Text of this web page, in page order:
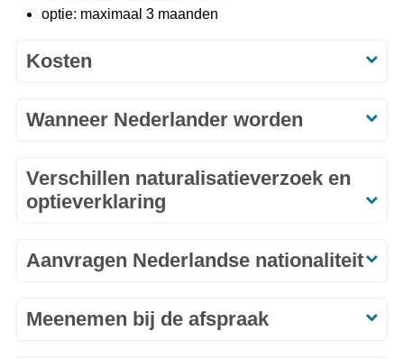
optie: maximaal 3 maanden
Kosten
Wanneer Nederlander worden
Verschillen naturalisatieverzoek en
optieverklaring
Aanvragen Nederlandse nationaliteit
Meenemen bij de afspraak